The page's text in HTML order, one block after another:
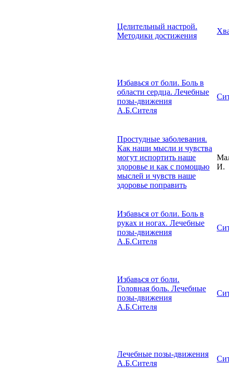
Целительный настрой.
Методики достижения
Избавься от боли. Боль в
области сердца. Лечебные
позы-движения
А.Б.Сителя
Простудные заболевания.
Как наши мысли и чувства
могут испортить наше
здоровье и как с помощью
мыслей и чувств наше
здоровье поправить
И.
Избавься от боли. Боль в
руках и ногах. Лечебные
позы-движения
А.Б.Сителя
Избавься от боли.
Головная боль. Лечебные
позы-движения
А.Б.Сителя
Лечебные позы-движения
А.Б.Сителя